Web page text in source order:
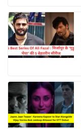
o
k
p
c
e
b
o
o
k
at
s
A
p
p